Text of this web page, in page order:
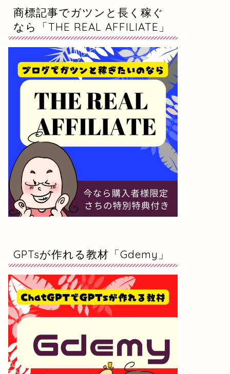
商標記事でガツンと長く稼ぐ
なら「THE REAL AFFILIATE」
GPTsが作れる教材「Gdemy」